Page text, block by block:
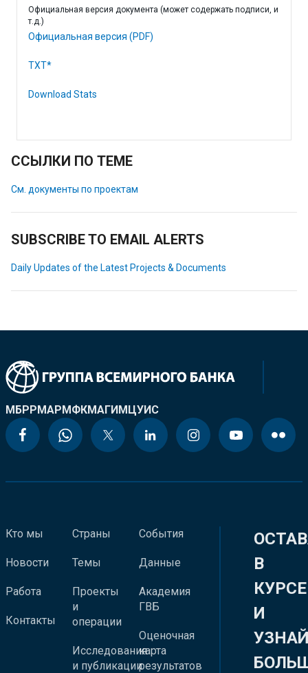
Официальная версия документа (может содержать подписи, и
т.д.)
Официальная версия (PDF)
TXT*
Download Stats
ССЫЛКИ ПО ТЕМЕ
См. документы по проектам
SUBSCRIBE TO EMAIL ALERTS
Daily Updates of the Latest Projects & Documents
МБРРМАРМФКМАГИМЦУИС
Кто мы
Новости
Работа
Контакты
Страны
Темы
Проекты
и
операции
Исследования
и публикации
События
Данные
Академия
ГВБ
Оценочная
карта
результатов
В
КУРСЕ
И